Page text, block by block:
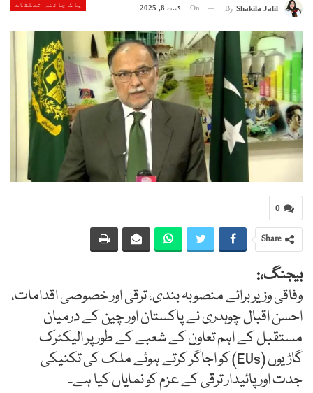
پاک چائنہ تعلقات By Shakila Jalil
On اگست 8, 2025
0
Share
بیجنگ،:
وفاقی وزیر برائے منصوبہ بندی، ترقی اور خصوصی اقدامات،
احسن اقبال چوہدری نے پاکستان اور چین کے درمیان
مستقبل کے اہم تعاون کے شعبے کے طور پر الیکٹرک
گاڑیوں (EVs) کو اجاگر کرتے ہوئے ملک کی تکنیکی
جدت اور پائیدار ترقی کے عزم کو نمایاں کیا ہے۔